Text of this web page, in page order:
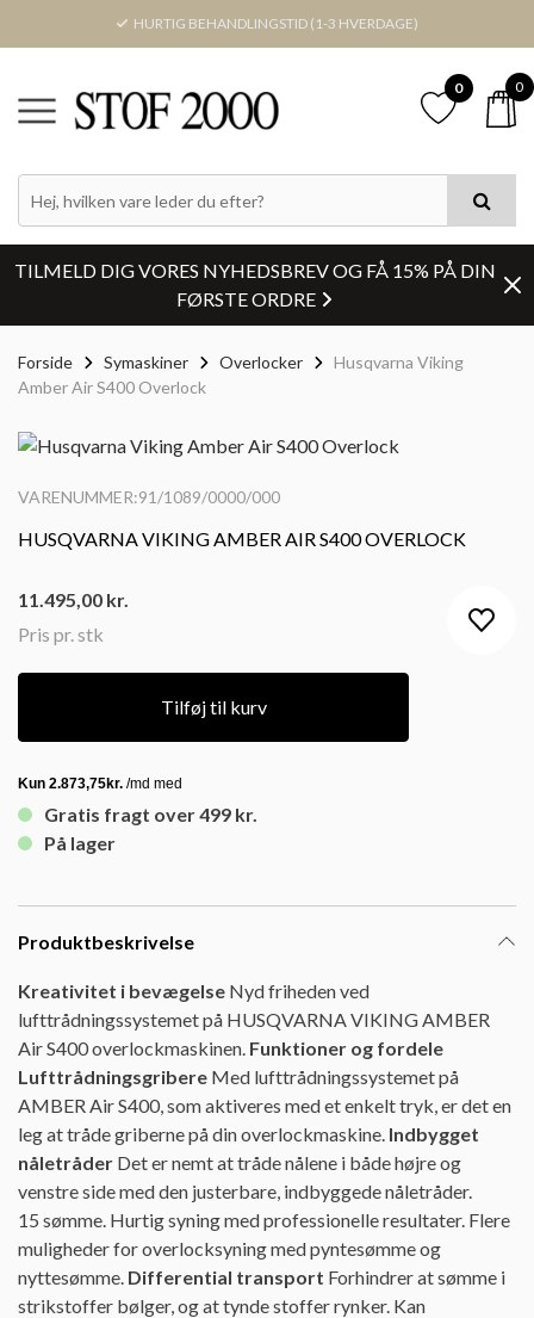
HURTIG BEHANDLINGSTID (1-3 HVERDAGE)
0 0
TILMELD DIG VORES NYHEDSBREV OG FÅ 15% PÅ DIN
FØRSTE ORDRE
Forside Symaskiner Overlocker
Husqvarna Viking
Amber Air S400 Overlock
VARENUMMER:91/1089/0000/000
HUSQVARNA VIKING AMBER AIR S400 OVERLOCK
Pris pr. stk
11.495,00 kr.
Tilføj til kurv
Gratis fragt over 499 kr.
På lager
Produktbeskrivelse
Kreativitet i bevægelse Nyd friheden ved
lufttrådningssystemet på HUSQVARNA VIKING AMBER
Air S400 overlockmaskinen. Funktioner og fordele
Lufttrådningsgribere Med lufttrådningssystemet på
AMBER Air S400, som aktiveres med et enkelt tryk, er det en
leg at tråde griberne på din overlockmaskine. Indbygget
nåletråder Det er nemt at tråde nålene i både højre og
venstre side med den justerbare, indbyggede nåletråder.
15 sømme. Hurtig syning med professionelle resultater. Flere
muligheder for overlocksyning med pyntesømme og
nyttesømme. Differential transport Forhindrer at sømme i
strikstoffer bølger, og at tynde stoffer rynker. Kan